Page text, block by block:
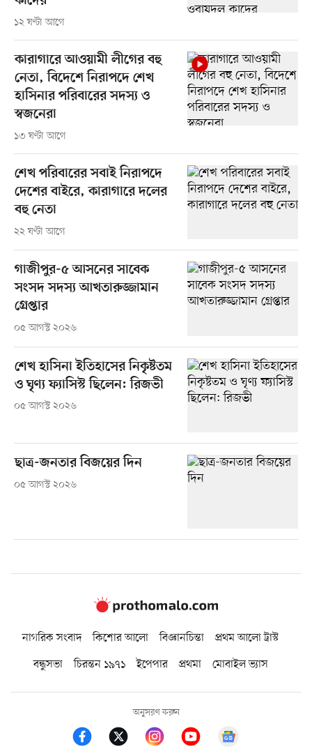
১২ ঘণ্টা আগে
কারাগারে আওয়ামী লীগের বহু
নেতা, বিদেশে নিরাপদে শেখ
হাসিনার পরিবারের সদস্য ও
স্বজনেরা
১৩ ঘণ্টা আগে
শেখ পরিবারের সবাই নিরাপদে
দেশের বাইরে, কারাগারে দলের
বহু নেতা
২২ ঘণ্টা আগে
গাজীপুর-৫ আসনের সাবেক
সংসদ সদস্য আখতারুজ্জামান
গ্রেপ্তার
০৫ আগস্ট ২০২৬
শেখ হাসিনা ইতিহাসের নিকৃষ্টতম
ও ঘৃণ্য ফ্যাসিস্ট ছিলেন: রিজভী
০৫ আগস্ট ২০২৬
ছাত্র-জনতার বিজয়ের দিন
০৫ আগস্ট ২০২৬
নাগরিক সংবাদ কিশোর আলো বিজ্ঞানচিন্তা
প্রথম আলো ট্রাস্ট
বন্ধুসভা
চিরন্তন ১৯৭১ ইপেপার প্রথমা মোবাইল ভ্যাস
অনুসরণ করুন